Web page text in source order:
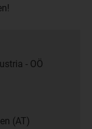
- OÖ
(AT)